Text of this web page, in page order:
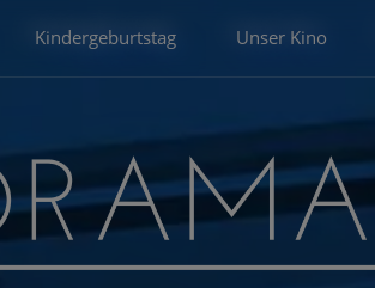
Kindergeburtstag Unser Kino